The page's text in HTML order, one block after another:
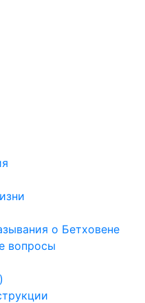
о Бетховене
вопросы